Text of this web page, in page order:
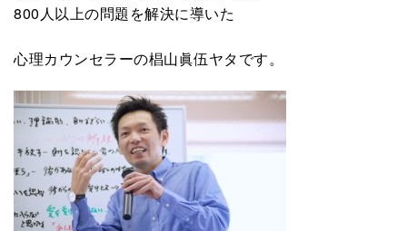
800人以上の問題を解決に導いた
心理カウンセラーの椙山眞伍ヤタです。